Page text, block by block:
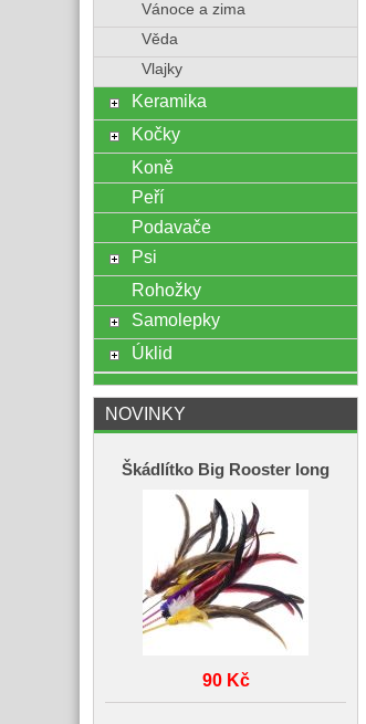
Vánoce a zima
Věda
Vlajky
Keramika
Kočky
Koně
Peří
Podavače
Psi
Rohožky
Samolepky
Úklid
NOVINKY
Škádlítko Big Rooster long
90 Kč